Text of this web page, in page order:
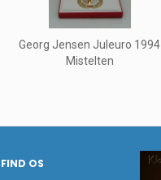
Georg Jensen Juleuro 1994
Mistelten
FIND OS